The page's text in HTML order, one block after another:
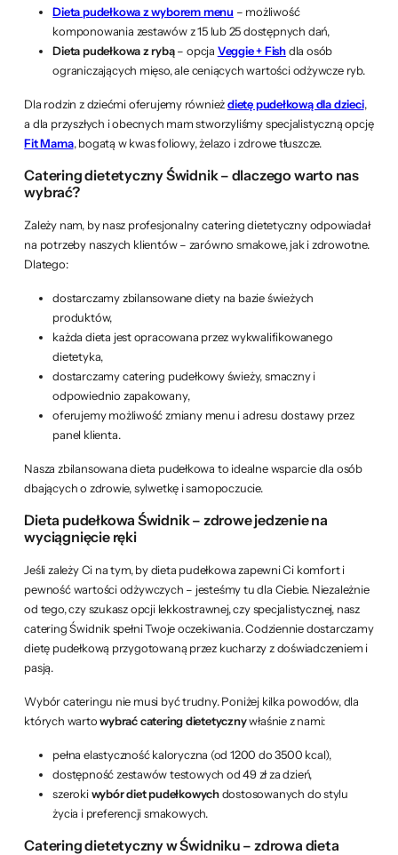
Dieta pudełkowa z wyborem menu – możliwość
komponowania zestawów z 15 lub 25 dostępnych dań,
Dieta pudełkowa z rybą– opcja Veggie + Fishdla osób
ograniczających mięso, ale ceniących wartości odżywcze ryb.
Dla rodzin z dziećmi oferujemy równieżdietę pudełkową dla dzieci,
a dla przyszłych i obecnych mam stworzyliśmy specjalistyczną opcję
Fit Mama, bogatą w kwas foliowy, żelazo i zdrowe tłuszcze.
Catering dietetyczny Świdnik – dlaczego warto nas
wybrać?
Zależy nam, by nasz profesjonalny catering dietetyczny odpowiadał
na potrzeby naszych klientów – zarówno smakowe, jak i zdrowotne.
Dlatego:
dostarczamy zbilansowane diety na bazie świeżych
produktów,
każda dieta jest opracowana przez wykwalifikowanego
dietetyka,
dostarczamy catering pudełkowy świeży, smaczny i
odpowiednio zapakowany,
oferujemy możliwość zmiany menu i adresu dostawy przez
panel klienta.
Nasza zbilansowana dieta pudełkowa to idealne wsparcie dla osób
dbających o zdrowie, sylwetkę i samopoczucie.
Dieta pudełkowa Świdnik – zdrowe jedzenie na
wyciągnięcie ręki
Jeśli zależy Ci na tym, by dieta pudełkowa zapewni Ci komfort i
pewność wartości odżywczych – jesteśmy tu dla Ciebie. Niezależnie
od tego, czy szukasz opcji lekkostrawnej, czy specjalistycznej, nasz
catering Świdnik spełni Twoje oczekiwania. Codziennie dostarczamy
dietę pudełkową przygotowaną przez kucharzy z doświadczeniem i
pasją.
Wybór cateringu nie musi być trudny. Poniżej kilka powodów, dla
których wartowybrać catering dietetycznywłaśnie z nami:
pełna elastyczność kaloryczna (od 1200 do 3500 kcal),
dostępność zestawów testowych od 49 zł za dzień,
szerokiwybór diet pudełkowychdostosowanych do stylu
życia i preferencji smakowych.
Catering dietetyczny w Świdniku – zdrowa dieta